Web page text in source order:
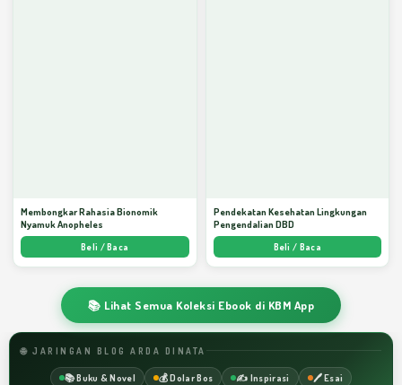
Membongkar Rahasia Bionomik
Nyamuk Anopheles
Beli / Baca
Pendekatan Kesehatan Lingkungan
Pengendalian DBD
Beli / Baca
📚 Lihat Semua Koleksi Ebook di KBM App
🌐 JARINGAN BLOG ARDA DINATA
📚 Buku & Novel 💰 Dolar Bos ✍️ Inspirasi
🖊️ Esai